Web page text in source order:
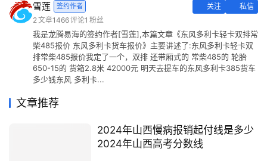
雪莲 签约作者 关注
私信
2文章1466评论1 粉丝
我是龙腾易海的签约作者[雪莲],本篇文章《东风多利卡轻卡双排常
柴485报价 东风多利卡货车报价》主要讲述了:东风多利卡轻卡双
排常柴485报价我定了一个，双排 还带厢式的 常柴485的 轮胎
650-15的 货箱2.8米 42000元 明天去提车的东风多利卡385货车
多少钱东风 多利卡...
文章推荐
2024年山西慢病报销起付线是多少
2024年山西高考分数线